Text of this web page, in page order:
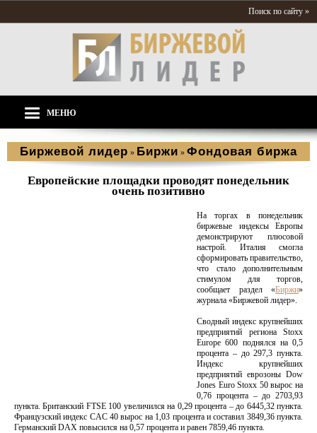
Поиск по сайту »
МЕНЮ
Биржевой лидер » Биржи » Фондовая биржа
Европейские площадки проводят понедельник
очень позитивно
На торгах в понедельник
биржевые индексы Европы
демонстрируют плюсовой
настрой. Италия смогла
сформировать правительство,
что стало дополнительным
стимулом для торгов,
сообщает раздел «Биржи»
журнала «Биржевой лидер».
Сводный индекс крупнейших
предприятий региона Stoxx
Europe 600 поднялся на 0,5
процента – до 297,3 пункта.
Индекс крупнейших
предприятий еврозоны Dow
Jones Euro Stoxx 50 вырос на
0,76 процента – до 2703,93
пункта. Британский FTSE 100 увеличился на 0,29 процента – до 6445,32 пункта.
Французский индекс CAC 40 вырос на 1,03 процента и составил 3849,36 пункта.
Германский DAX повысился на 0,57 процента и равен 7859,46 пункта.